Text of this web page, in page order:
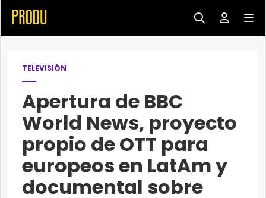
TELEVISIÓN
Apertura de BBC
World News, proyecto
propio de OTT para
europeos en LatAm y
documental sobre